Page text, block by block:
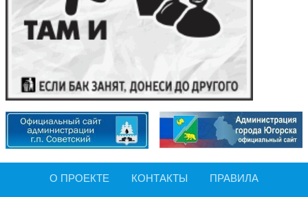
О ПРОЕКТЕ КОНТАКТЫ ПРАВИЛА